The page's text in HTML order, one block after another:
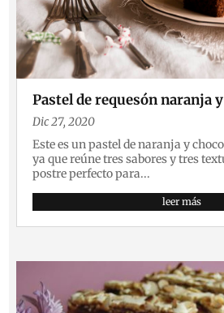
Pastel de requesón naranja
Dic 27, 2020
Este es un pastel de naranja y
ya que reúne tres sabores y tres
postre perfecto para...
leer más